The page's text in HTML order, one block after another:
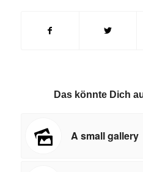
Das könnte Dich
A small gallery